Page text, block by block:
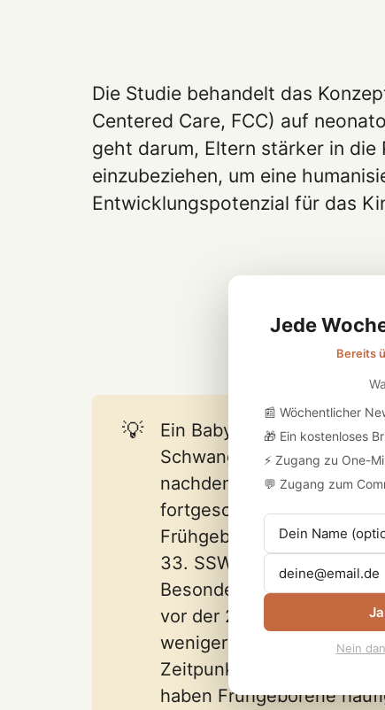
Die Studie behandelt das
Centered Care, FCC) auf
geht darum, Eltern stärker in
einzubeziehen, um eine
Entwicklungspotenzial für das
💡
Ein Baby gilt als
Schwangerschaftswoche
nachdem, wie weit die
fortgeschritten war,
Frühgeborenen (34.–36.
33. SSW) und sehr
Besonders gefährdet
vor der 28.
weniger als 1000 Gramm
Zeitpunkt der Frühgeburt
haben Frühgeborene
Jede
Bereits
📰 Wöchentlicher
🎁 Ein kostenloses
⚡ Zugang zu One-
💬 Zugang zum
Nein